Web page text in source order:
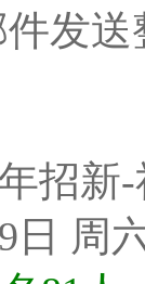
发
年招
日 周